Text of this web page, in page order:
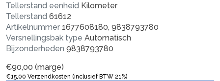
Tellerstand eenheid Kilometer
Tellerstand 61612
Artikelnummer 1677608180, 9838793780
Versnellingsbak type Automatisch
Bijzonderheden 9838793780
€90,00 (marge)
€15,00 Verzendkosten (inclusief BTW 21%)